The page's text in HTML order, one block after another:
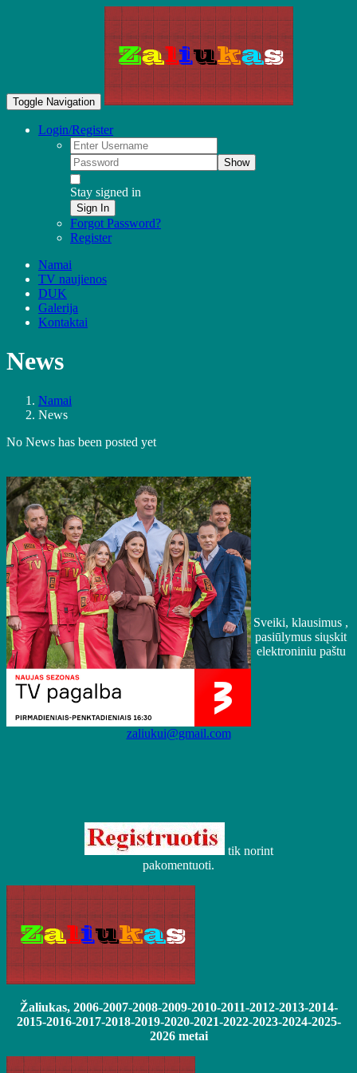
Toggle Navigation
Login/Register
Show
Stay signed in
Sign In
Forgot Password?
Register
Namai
TV naujienos
DUK
Galerija
Kontaktai
News
Namai
News
No News has been posted yet
Sveiki, klausimus ,
pasiūlymus siųskit
elektroniniu paštu
zaliukui@gmail.com
tik norint
pakomentuoti.
Žaliukas, 2006-2007-2008-2009-2010-2011-2012-2013-2014-
2015-2016-2017-2018-2019-2020-2021-2022-2023-2024-2025-
2026 metai